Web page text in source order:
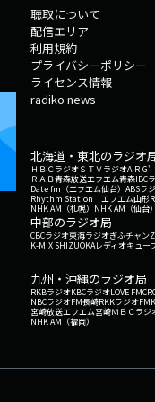
聴取について
配信エリア
利用規約
プライバシーポリシー
ライセンス情報
radiko news
北海道・東北のラジオ
ＨＢＣラジオＳＴＶラジオAIR-G'
ＲＡＢ青森放送エフエム青森IBC
Date fm（エフエム仙台） ABSラ
Rhythm Station エフエム山形
NHK AM（札幌） NHK AM（仙台
中部のラジオ局
CBCラジオ東海ラジオぎふチャン
K-MIX SHIZUOKAレディオキュー
九州・沖縄のラジオ局
RKBラジオKBCラジオLOVE FM
NBCラジオFM長崎RKKラジオ
宮崎放送エフエム宮崎ＭＢＣラジ
NHK AM（福岡）